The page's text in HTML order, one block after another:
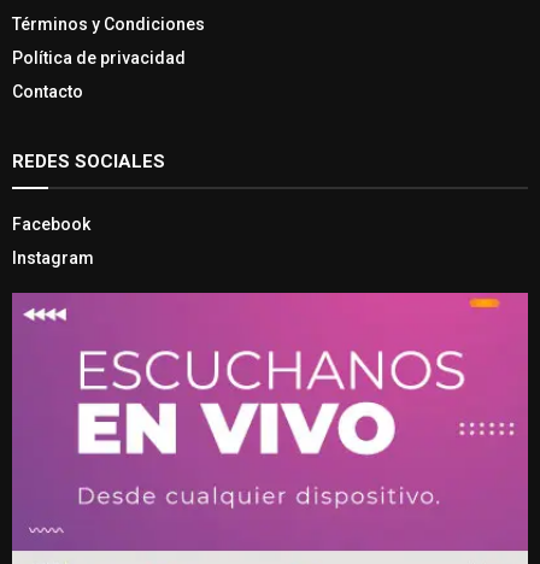
Términos y Condiciones
Política de privacidad
Contacto
REDES SOCIALES
Facebook
Instagram